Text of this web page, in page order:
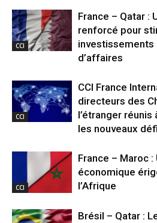
CCI
France – Qatar :
renforcé pour
investissements
d’affaires
CCI
CCI France
directeurs des
l’étranger
les nouveaux
CCI
France – Maroc
économique
l’Afrique
Brésil – Qatar :